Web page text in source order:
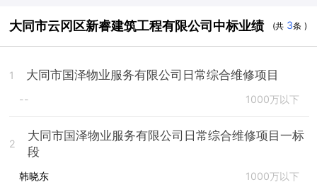
大同市云冈区新睿建筑工程有限公司中标业绩 (共 3条 )
1 大同市国泽物业服务有限公司日常综合维修项目
-- 1000万以下
2
大同市国泽物业服务有限公司日常综合维修项目一标
段
韩晓东 1000万以下